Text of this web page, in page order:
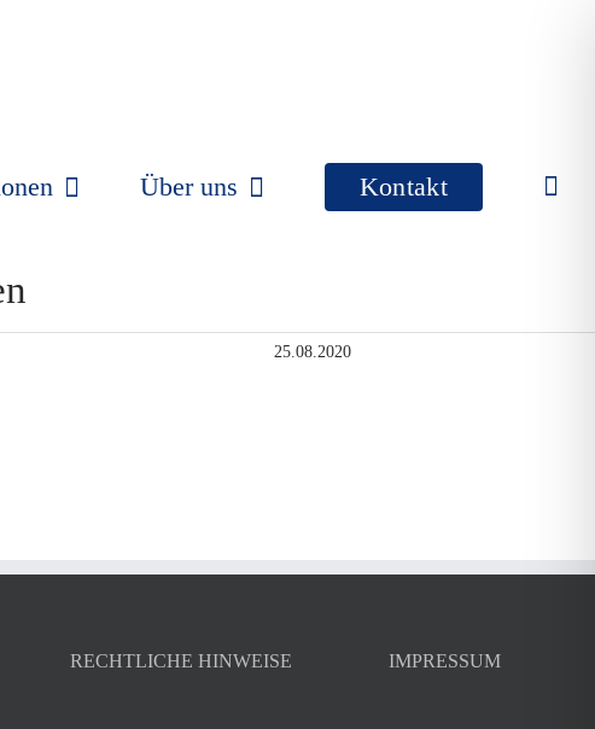
Über uns Kontakt
25.08.2020
RECHTLICHE HINWEISE IMPRESSUM